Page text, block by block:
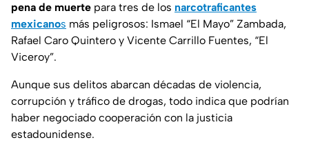
pena de muerte para tres de los narcotraficantes
mexicanos más peligrosos: Ismael “El Mayo” Zambada,
Rafael Caro Quintero y Vicente Carrillo Fuentes, “El
Viceroy”.
Aunque sus delitos abarcan décadas de violencia,
corrupción y tráfico de drogas, todo indica que podrían
haber negociado cooperación con la justicia
estadounidense.